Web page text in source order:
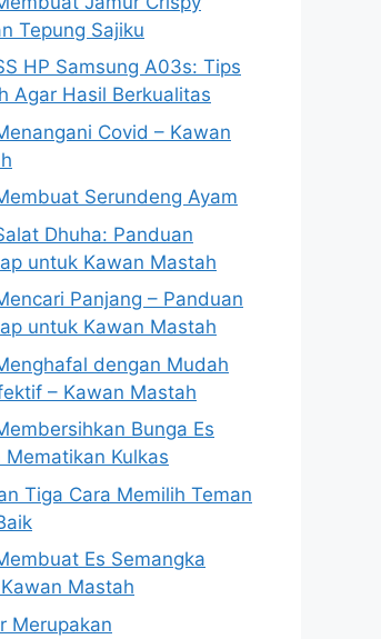
Tepung Sajiku
HP Samsung A03s: Tips
Agar Hasil Berkualitas
Covid – Kawan
Serundeng Ayam
Dhuha: Panduan
untuk Kawan Mastah
Panjang – Panduan
untuk Kawan Mastah
dengan Mudah
– Kawan Mastah
Bunga Es
Mematikan Kulkas
Tiga Cara Memilih Teman
Es Semangka
Mastah
Merupakan